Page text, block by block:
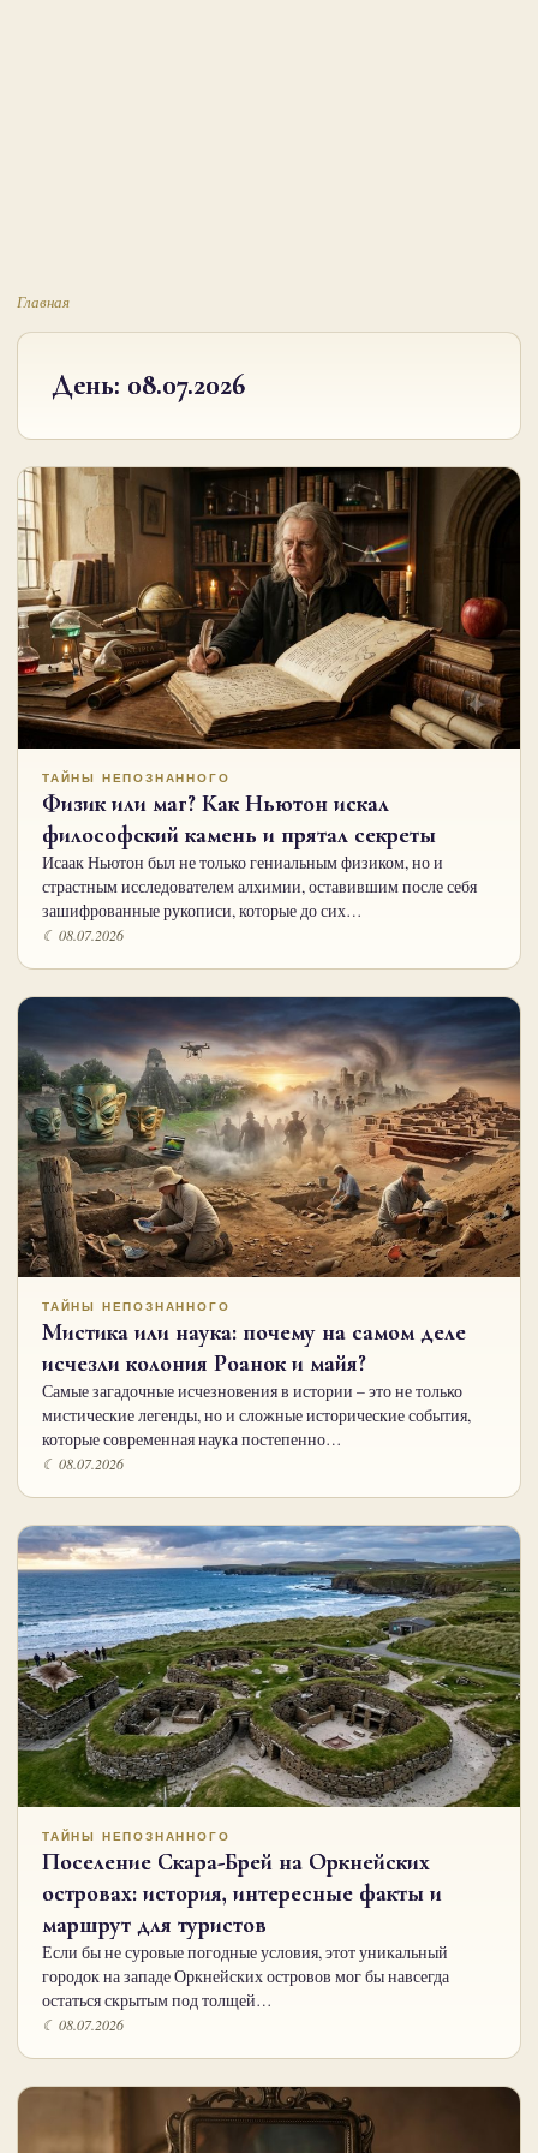
Главная
День: 08.07.2026
ТАЙНЫ НЕПОЗНАННОГО
Физик или маг? Как Ньютон искал
философский камень и прятал секреты
Исаак Ньютон был не только гениальным физиком, но и
страстным исследователем алхимии, оставившим после себя
зашифрованные рукописи, которые до сих…
☾ 08.07.2026
ТАЙНЫ НЕПОЗНАННОГО
Мистика или наука: почему на самом деле
исчезли колония Роанок и майя?
Самые загадочные исчезновения в истории – это не только
мистические легенды, но и сложные исторические события,
которые современная наука постепенно…
☾ 08.07.2026
ТАЙНЫ НЕПОЗНАННОГО
Поселение Скара-Брей на Оркнейских
островах: история, интересные факты и
маршрут для туристов
Если бы не суровые погодные условия, этот уникальный
городок на западе Оркнейских островов мог бы навсегда
остаться скрытым под толщей…
☾ 08.07.2026